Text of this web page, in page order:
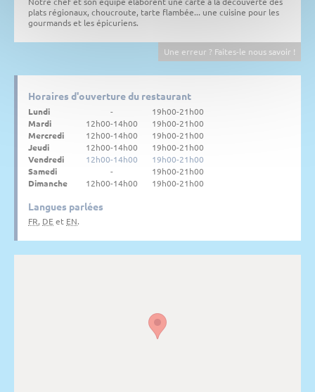
plats régionaux, choucroute, tarte flambée... une cuisine pour les
gourmands et les épicuriens.
Une erreur ? Faites-le nous savoir !
Horaires d'ouverture du restaurant
Lundi -
19h00-21h00
Mardi
12h00-14h00
19h00-21h00
Mercredi
12h00-14h00
19h00-21h00
Jeudi
12h00-14h00
19h00-21h00
Vendredi
12h00-14h00
19h00-21h00
Samedi
-
19h00-21h00
Dimanche
12h00-14h00 19h00-21h00
Langues parlées
FR, DE et EN.